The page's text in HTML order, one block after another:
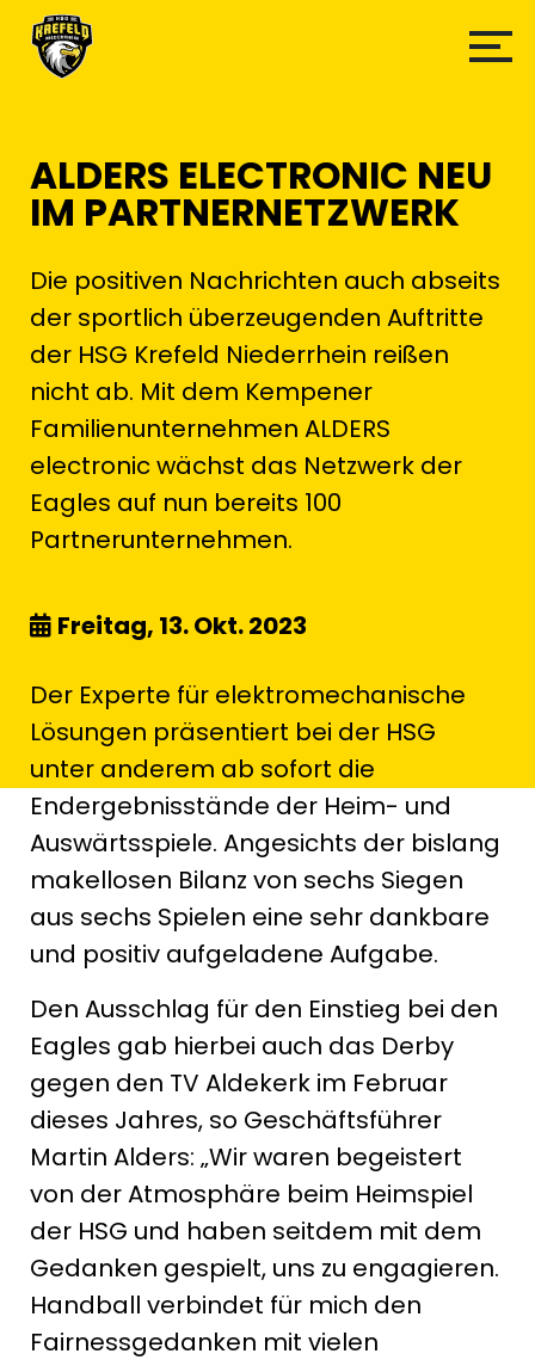
ALDERS ELECTRONIC NEU
IM PARTNERNETZWERK
Die positiven Nachrichten auch abseits
der sportlich überzeugenden Auftritte
der HSG Krefeld Niederrhein reißen
nicht ab. Mit dem Kempener
Familienunternehmen ALDERS
electronic wächst das Netzwerk der
Eagles auf nun bereits 100
Partnerunternehmen.
Freitag, 13. Okt. 2023
Der Experte für elektromechanische
Lösungen präsentiert bei der HSG
unter anderem ab sofort die
Endergebnisstände der Heim- und
Auswärtsspiele. Angesichts der bislang
makellosen Bilanz von sechs Siegen
aus sechs Spielen eine sehr dankbare
und positiv aufgeladene Aufgabe.
Den Ausschlag für den Einstieg bei den
Eagles gab hierbei auch das Derby
gegen den TV Aldekerk im Februar
dieses Jahres, so Geschäftsführer
Martin Alders: „Wir waren begeistert
von der Atmosphäre beim Heimspiel
der HSG und haben seitdem mit dem
Gedanken gespielt, uns zu engagieren.
Handball verbindet für mich den
Fairnessgedanken mit vielen